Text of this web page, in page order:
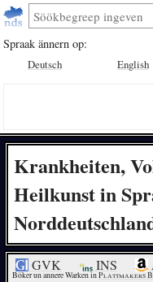
Spraak ännern op:
Deutsch English
Krankheiten,
Heilkunst in
GVK INS
Böker un annere Warken in Plattmakers